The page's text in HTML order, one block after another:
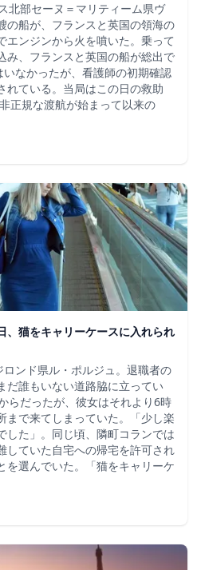
北部セーヌ＝マリティーム県ヴ
の船が、フランスと英国の領海の
エンジンから火を噴いた。乗って
み、フランスと英国の船が総出で
なかったが、看護師の初期確認
れている。当局はこの日の救助
正規な渡航が始まって以来の
、猫をキャリーケースに入れられ
ンド県ル・ポルジュ。退職者の
だ誰もいない道路脇に立ってい
らだったが、彼女はそれより6時
まで来てしまっていた。「少し楽
した」。同じ頃、隣町コランでは
していた自宅への帰宅を許可され
を選んでいた。「猫をキャリーケ